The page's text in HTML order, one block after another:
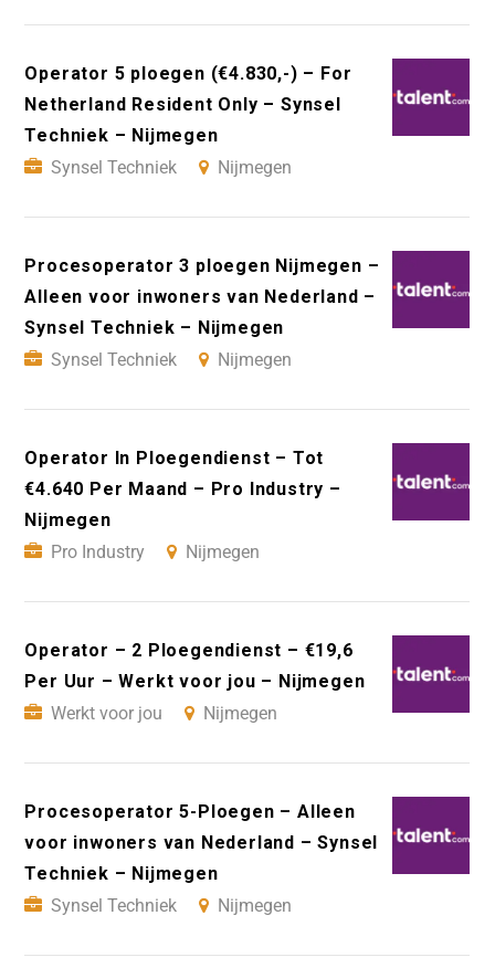
Operator 5 ploegen (€4.830,-) – For
Netherland Resident Only – Synsel
Techniek – Nijmegen
Synsel Techniek
Nijmegen
Procesoperator 3 ploegen Nijmegen –
Alleen voor inwoners van Nederland –
Synsel Techniek – Nijmegen
Synsel Techniek
Nijmegen
Operator In Ploegendienst – Tot
€4.640 Per Maand – Pro Industry –
Nijmegen
Pro Industry
Nijmegen
Operator – 2 Ploegendienst – €19,6
Per Uur – Werkt voor jou – Nijmegen
Werkt voor jou
Nijmegen
Procesoperator 5-Ploegen – Alleen
voor inwoners van Nederland – Synsel
Techniek – Nijmegen
Synsel Techniek
Nijmegen